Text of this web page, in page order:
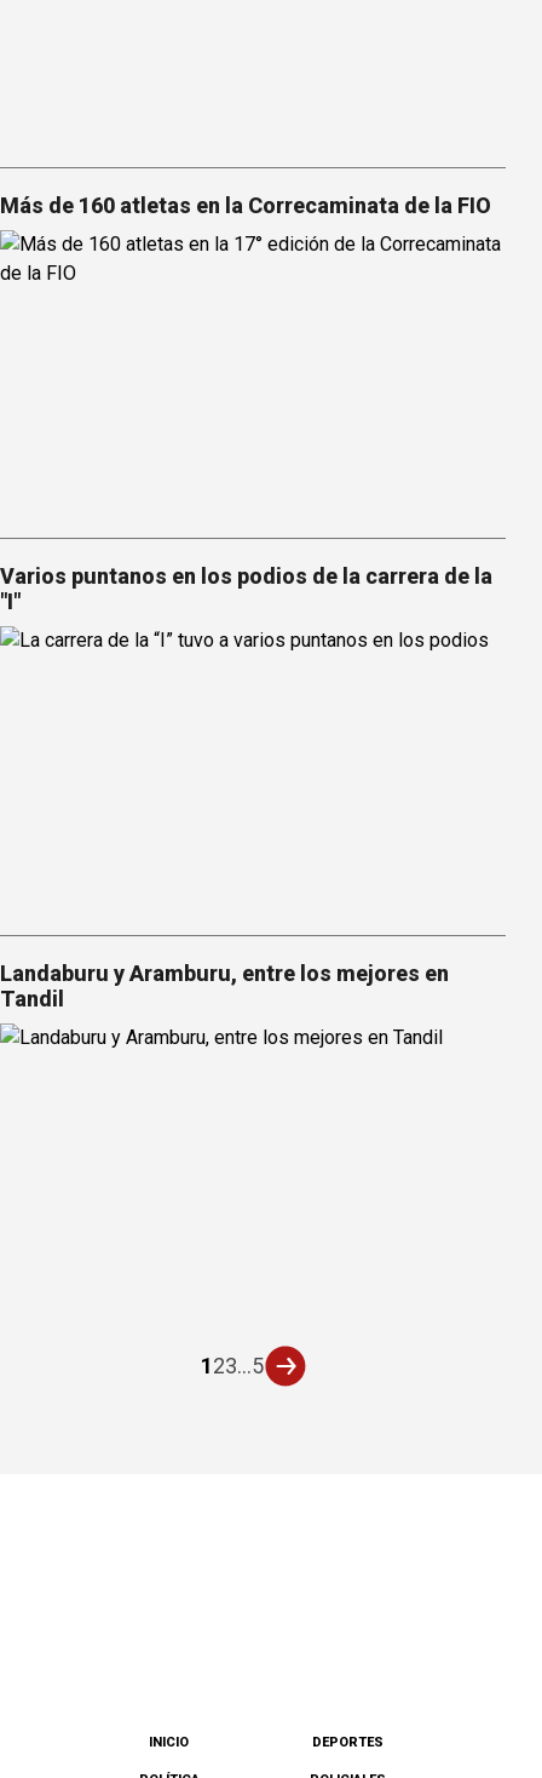
Más de 160 atletas en la Correcaminata de la FIO
Varios puntanos en los podios de la carrera de la
"I"
Landaburu y Aramburu, entre los mejores en
Tandil
123...5
INICIO DEPORTES